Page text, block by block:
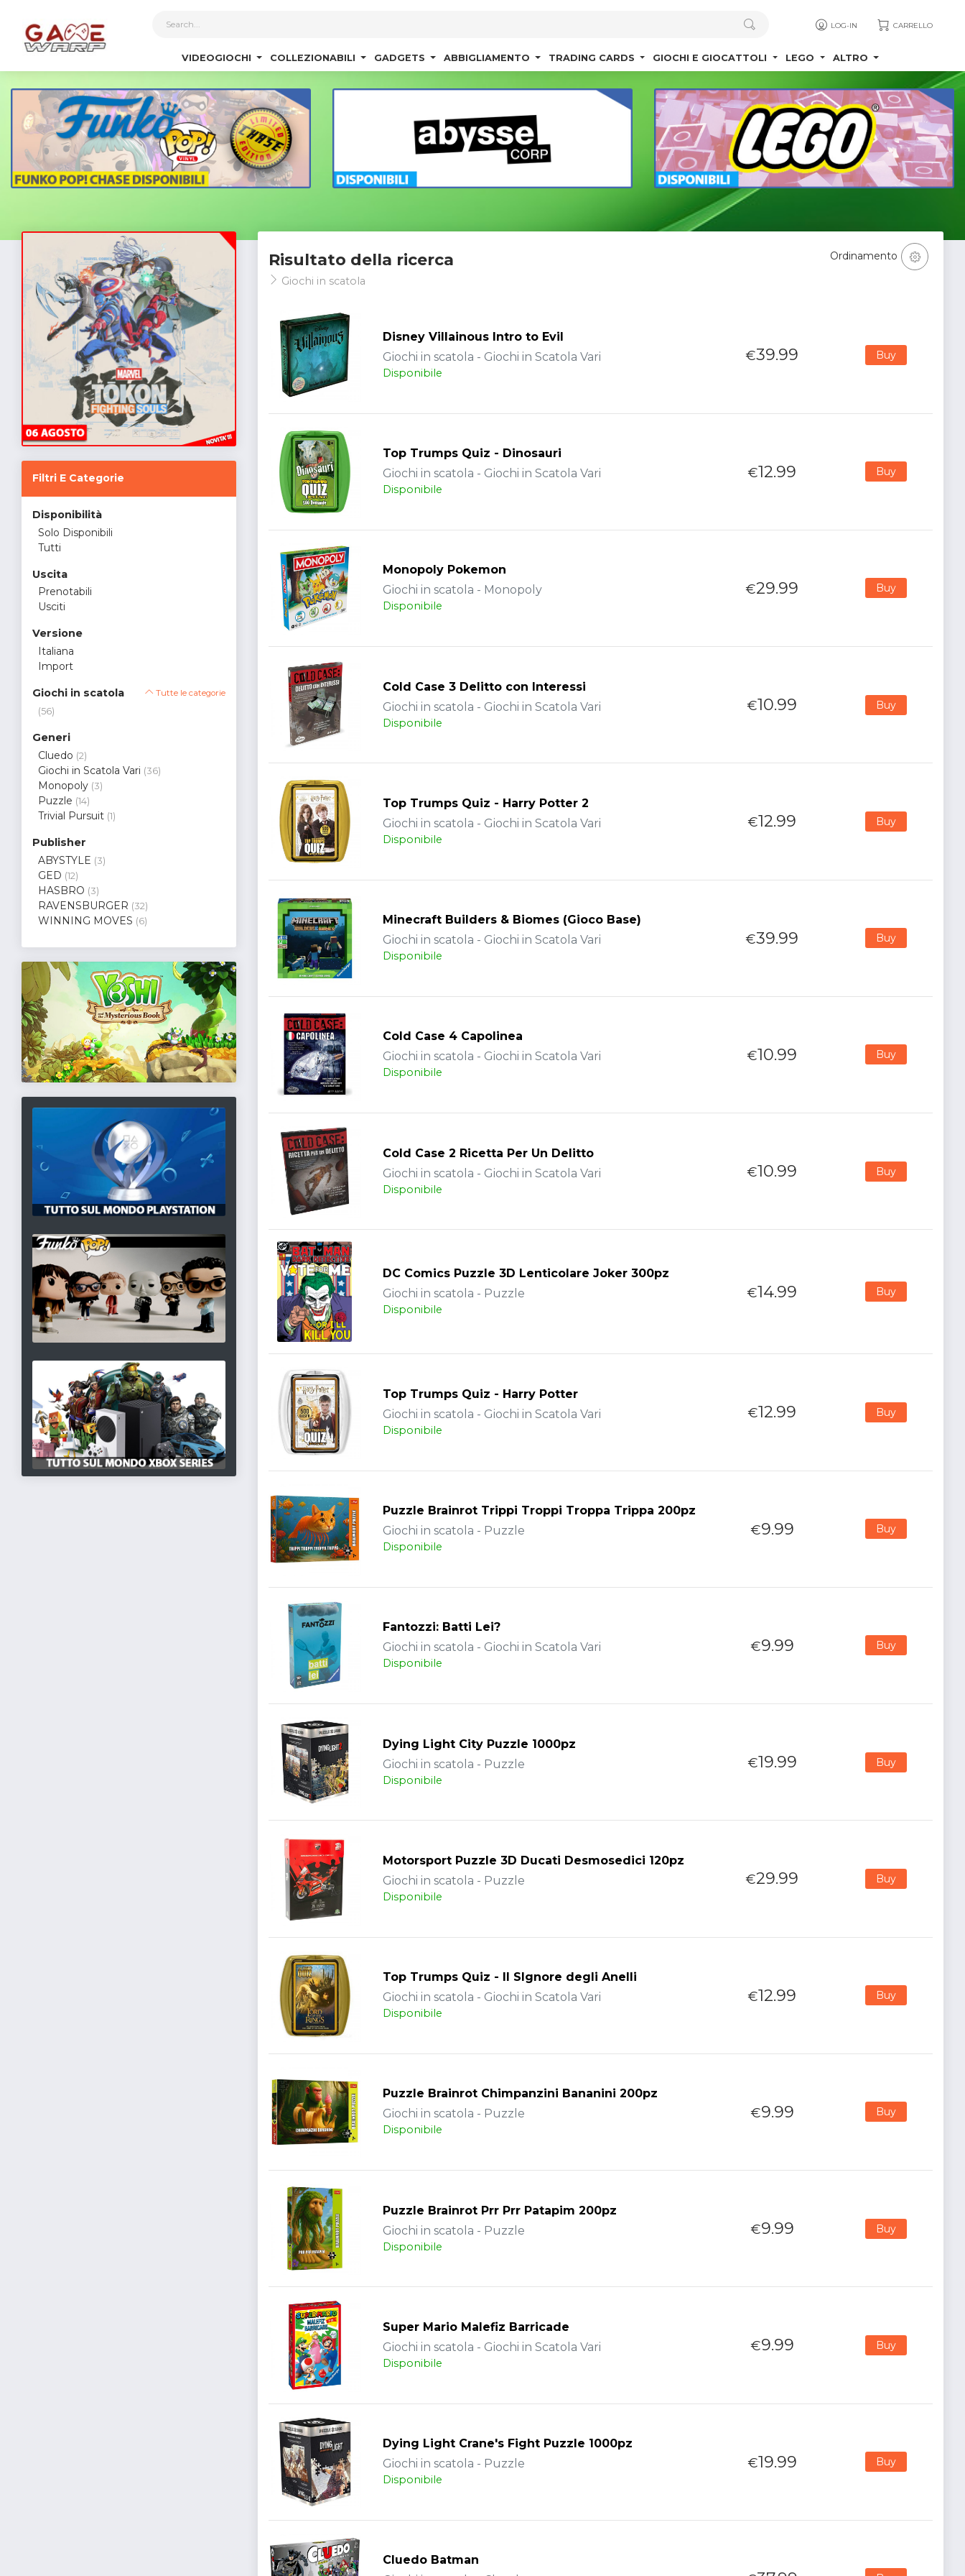
LOG-IN CARRELLO
VIDEOGIOCHI COLLEZIONABILI GADGETS ABBIGLIAMENTO TRADING CARDS GIOCHI E GIOCATTOLI LEGO ALTRO
Filtri E Categorie
Disponibilità
Solo Disponibili
Tutti
Uscita
Prenotabili
Usciti
Versione
Italiana
Import
Giochi in scatola Tutte le categorie
(56)
Generi
Cluedo (2)
Giochi in Scatola Vari (36)
Monopoly (3)
Puzzle (14)
Trivial Pursuit (1)
Publisher
ABYSTYLE (3)
GED (12)
HASBRO (3)
RAVENSBURGER (32)
WINNING MOVES (6)
Risultato della ricerca
Giochi in scatola
Ordinamento
Disney Villainous Intro to Evil
Giochi in scatola - Giochi in Scatola Vari
Disponibile
€39.99 Buy
Top Trumps Quiz - Dinosauri
Giochi in scatola - Giochi in Scatola Vari
Disponibile
€12.99 Buy
Monopoly Pokemon
Giochi in scatola - Monopoly
Disponibile
€29.99 Buy
Cold Case 3 Delitto con Interessi
Giochi in scatola - Giochi in Scatola Vari
Disponibile
€10.99 Buy
Top Trumps Quiz - Harry Potter 2
Giochi in scatola - Giochi in Scatola Vari
Disponibile
€12.99 Buy
Minecraft Builders & Biomes (Gioco Base)
Giochi in scatola - Giochi in Scatola Vari
Disponibile
€39.99 Buy
Cold Case 4 Capolinea
Giochi in scatola - Giochi in Scatola Vari
Disponibile
€10.99 Buy
Cold Case 2 Ricetta Per Un Delitto
Giochi in scatola - Giochi in Scatola Vari
Disponibile
€10.99 Buy
DC Comics Puzzle 3D Lenticolare Joker 300pz
Giochi in scatola - Puzzle
Disponibile
€14.99 Buy
Top Trumps Quiz - Harry Potter
Giochi in scatola - Giochi in Scatola Vari
Disponibile
€12.99 Buy
Puzzle Brainrot Trippi Troppi Troppa Trippa 200pz
Giochi in scatola - Puzzle
Disponibile
€9.99 Buy
Fantozzi: Batti Lei?
Giochi in scatola - Giochi in Scatola Vari
Disponibile
€9.99 Buy
Dying Light City Puzzle 1000pz
Giochi in scatola - Puzzle
Disponibile
€19.99 Buy
Motorsport Puzzle 3D Ducati Desmosedici 120pz
Giochi in scatola - Puzzle
Disponibile
€29.99 Buy
Top Trumps Quiz - Il SIgnore degli Anelli
Giochi in scatola - Giochi in Scatola Vari
Disponibile
€12.99 Buy
Puzzle Brainrot Chimpanzini Bananini 200pz
Giochi in scatola - Puzzle
Disponibile
€9.99 Buy
Puzzle Brainrot Prr Prr Patapim 200pz
Giochi in scatola - Puzzle
Disponibile
€9.99 Buy
Super Mario Malefiz Barricade
Giochi in scatola - Giochi in Scatola Vari
Disponibile
€9.99 Buy
Dying Light Crane's Fight Puzzle 1000pz
Giochi in scatola - Puzzle
Disponibile
€19.99 Buy
Cluedo Batman